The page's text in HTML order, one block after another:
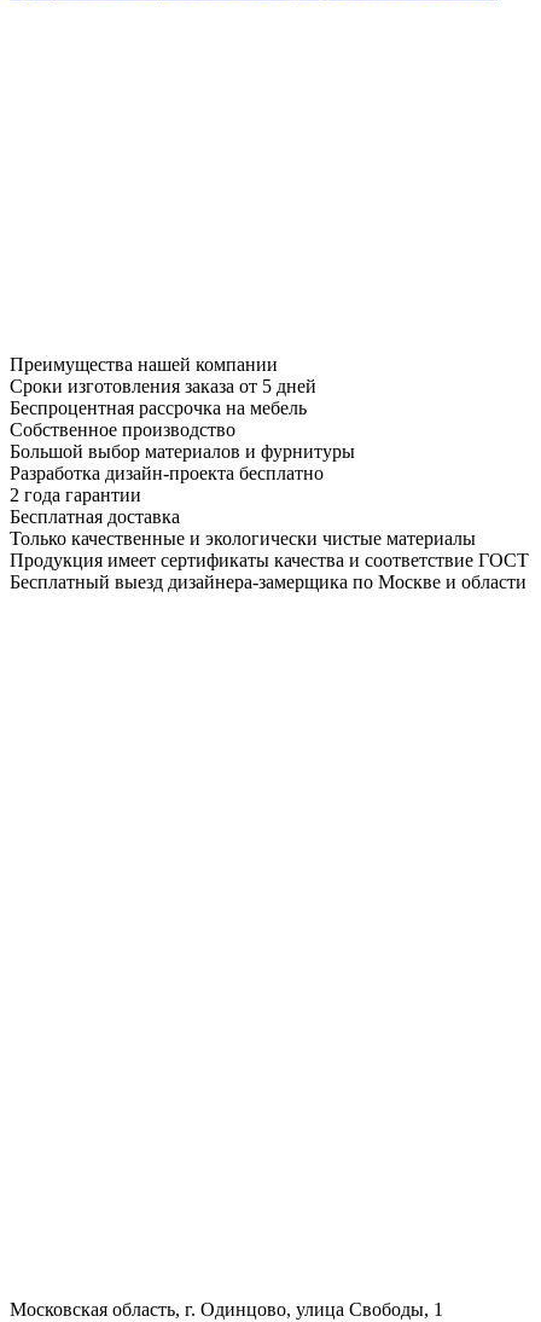
Преимущества нашей компании
Сроки изготовления заказа от 5 дней
Беспроцентная рассрочка на мебель
Собственное производство
Большой выбор материалов и фурнитуры
Разработка дизайн-проекта бесплатно
2 года гарантии
Бесплатная доставка
Только качественные и экологически чистые материалы
Продукция имеет сертификаты качества и соответствие ГОСТ
Бесплатный выезд дизайнера-замерщика по Москве и области
Московская область, г. Одинцово, улица Свободы, 1